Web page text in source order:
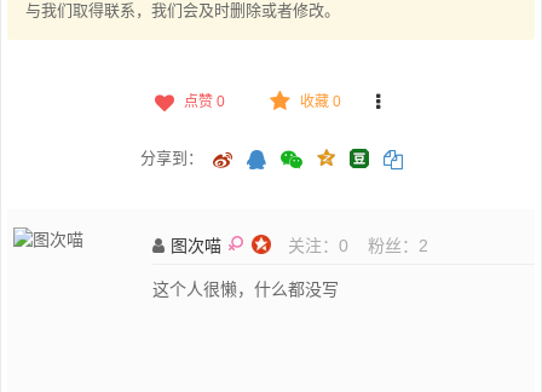
与我们取得联系，我们会及时删除或者修改。
点赞 0 收藏 0
分享到：
图次喵 关注： 0 粉丝： 2
这个人很懒，什么都没写